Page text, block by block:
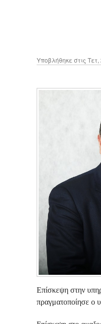
Υποβλήθηκε στις
Επίσκεψη στην
πραγματοποίησε ο